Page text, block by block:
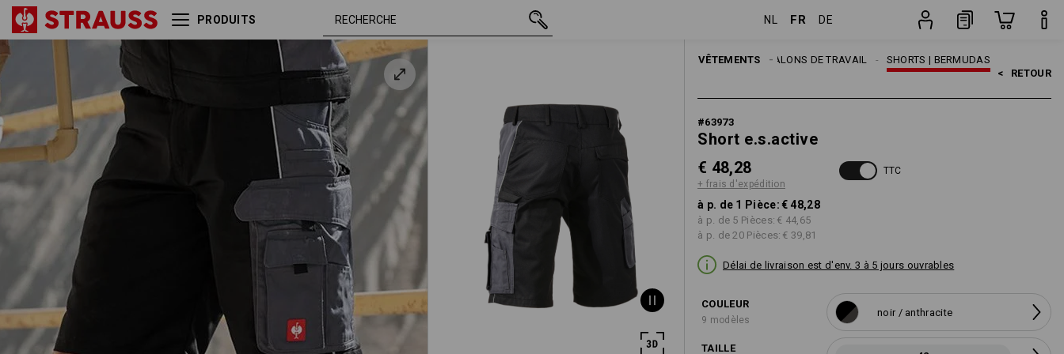
PRODUITS NL FR DE
VÊTEMENTS SHORTS | BERMUDAS
PANTALONS DE TRAVAIL
HOMMES
< RETOUR
#63973
Short e.s.active
€ 48,28
+ frais d'expédition
TTC
à p. de 1 Pièce:€ 48,28
à p. de 5 Pièces: € 44,65
à p. de 20 Pièces: € 39,81
Délai de livraison est d'env. 3 à 5 jours ouvrables
COULEUR
9 modèles
noir / anthracite
TAILLE
Short e.s.active
anthracite
42 € 48,28